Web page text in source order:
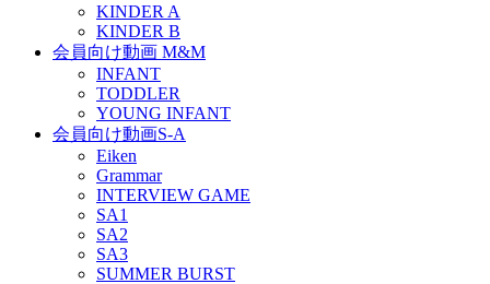
KINDER A
KINDER B
会員向け動画 M&M
INFANT
TODDLER
YOUNG INFANT
会員向け動画S-A
Eiken
Grammar
INTERVIEW GAME
SA1
SA2
SA3
SUMMER BURST